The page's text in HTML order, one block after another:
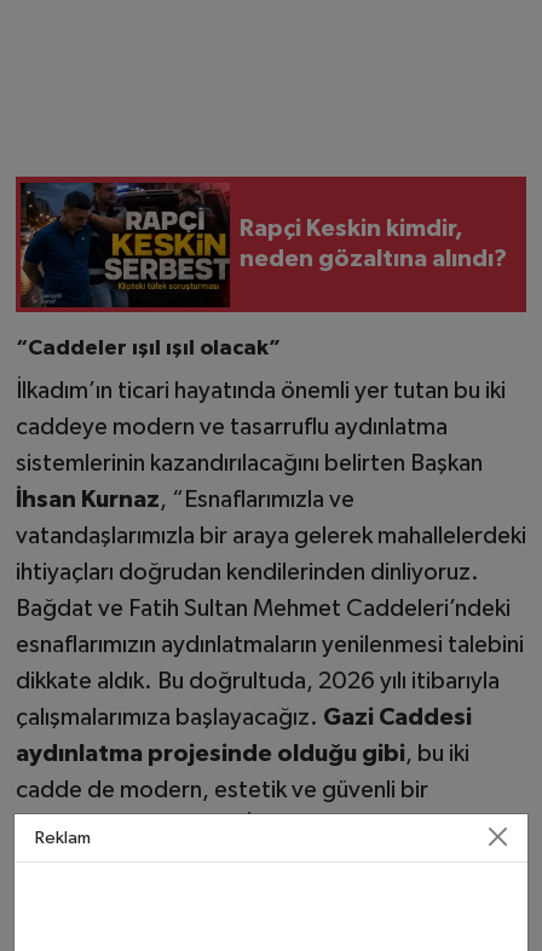
Rapçi Keskin kimdir,
neden gözaltına alındı?
“Caddeler ışıl ışıl olacak”
İlkadım’ın ticari hayatında önemli yer tutan bu iki
caddeye modern ve tasarruflu aydınlatma
sistemlerinin kazandırılacağını belirten Başkan
İhsan Kurnaz, “Esnaflarımızla ve
vatandaşlarımızla bir araya gelerek mahallelerdeki
ihtiyaçları doğrudan kendilerinden dinliyoruz.
Bağdat ve Fatih Sultan Mehmet Caddeleri’ndeki
esnaflarımızın aydınlatmaların yenilenmesi talebini
dikkate aldık. Bu doğrultuda, 2026 yılı itibarıyla
çalışmalarımıza başlayacağız. Gazi Caddesi
aydınlatma projesinde olduğu gibi, bu iki
cadde de modern, estetik ve güvenli bir
görünüme kavuşacak. İlçemize ve
hemşehrilerimize hayırlı olsun.” dedi.
Reklam